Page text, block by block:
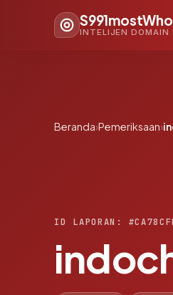
INTELIJEN DOMAIN
Beranda›Pemeriksaan›
ID LAPORAN: